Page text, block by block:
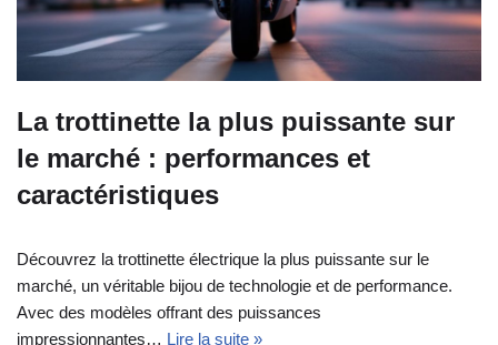
La trottinette la plus puissante sur
le marché : performances et
caractéristiques
Découvrez la trottinette électrique la plus puissante sur le
marché, un véritable bijou de technologie et de performance.
Avec des modèles offrant des puissances
impressionnantes… Lire la suite »